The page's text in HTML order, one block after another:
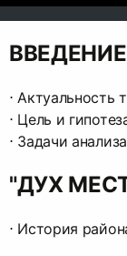
ВВЕДЕНИЕ
⋅︎ Актуальность
⋅︎ Цель и
⋅︎ Задачи анализа
"ДУХ
⋅︎ История